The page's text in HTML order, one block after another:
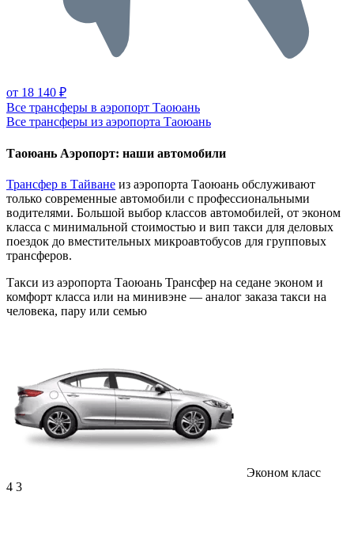
от 18 140 ₽
Все трансферы в аэропорт Таоюань
Все трансферы из аэропорта Таоюань
Таоюань Аэропорт: наши автомобили
Трансфер в Тайване из аэропорта Таоюань обслуживают
только современные автомобили с профессиональными
водителями. Большой выбор классов автомобилей, от эконом
класса с минимальной стоимостью и вип такси для деловых
поездок до вместительных микроавтобусов для групповых
трансферов.
Такси из аэропорта Таоюань Трансфер на седане эконом и
комфорт класса или на минивэне — аналог заказа такси на
человека, пару или семью
Эконом класс
4 3